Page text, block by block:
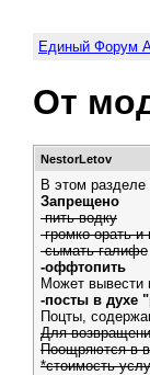
Единый Форум
От
NestorLetov
В этом
Запрещено
-пить водку
-громко орать
-сымать галифе
-оффтопить
Может вывести
-посты в духе
Поцты,
Для
Поощряются в
*стоимость